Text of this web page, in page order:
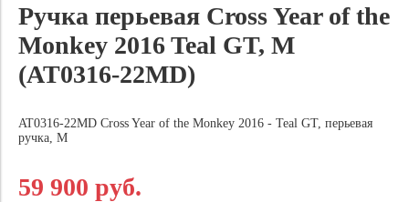
Ручка перьевая Cross Year of the
Monkey 2016 Teal GT, M
(AT0316-22MD)
AT0316-22MD Cross Year of the Monkey 2016 - Teal GT, перьевая
ручка, M
59 900 руб.